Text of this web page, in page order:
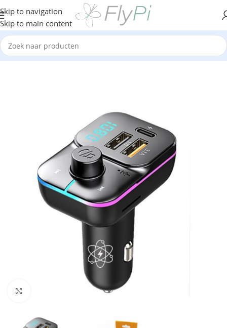
Skip to navigation
Skip to main content
Home/Telefonie
Klik om te vergroten